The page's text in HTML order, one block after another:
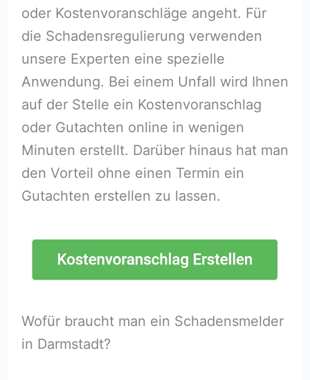
oder Kostenvoranschläge angeht. Für
die Schadensregulierung verwenden
unsere Experten eine spezielle
Anwendung. Bei einem Unfall wird Ihnen
auf der Stelle ein Kostenvoranschlag
oder Gutachten online in wenigen
Minuten erstellt. Darüber hinaus hat man
den Vorteil ohne einen Termin ein
Gutachten erstellen zu lassen.
Wofür braucht man ein Schadensmelder
in Darmstadt?